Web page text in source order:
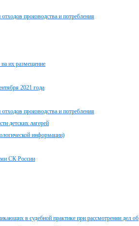
производства и потребления
их размещение
2021 года
производства и потребления
детских лагерей
информации)
СК России
в судебной практике при рассмотрении дел об